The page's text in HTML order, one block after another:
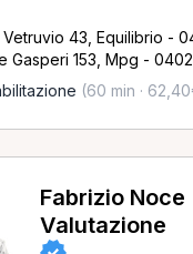
43, Equilibrio -
Gasperi 153, Mpg -
(60 min ·
Fabrizio Noce
Valutazione